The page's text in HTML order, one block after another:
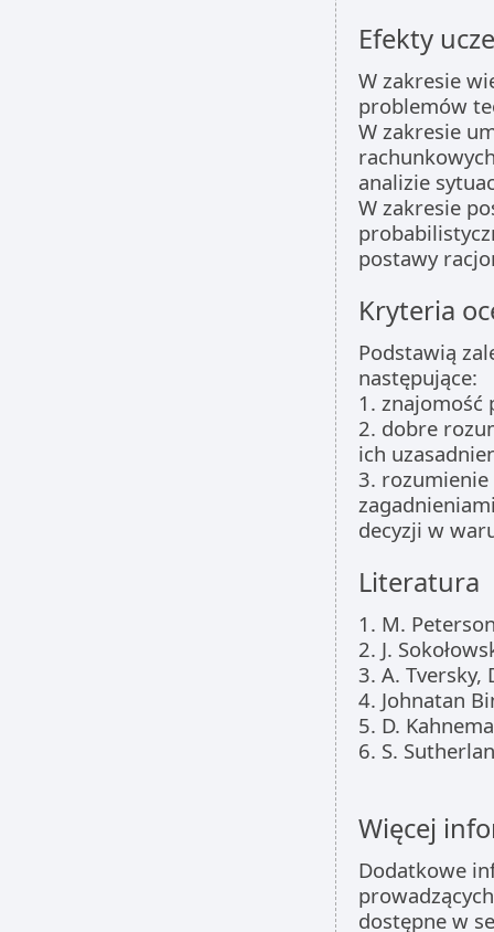
Efekty
W zakresie
problemów
W zakresie
analizie
W zakresie
postawy
Kryteria
Podstawią
następujące:
1. znajomość
2. dobre
ich
3. rozumienie
decyzji w
Literatura
1. M.
2. J.
3. A. Tversky,
4. Johnatan
5. D.
6. S.
Więcej
Dodatkowe
dostępne w